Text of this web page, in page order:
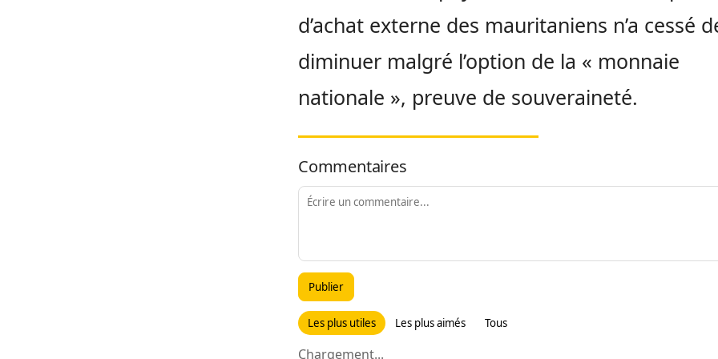
d’achat externe des mauritaniens n’a cessé
diminuer malgré l’option de la « monnaie
nationale », preuve de souveraineté.
Commentaires
Publier
Les plus utiles Les plus aimés Tous
Chargement...